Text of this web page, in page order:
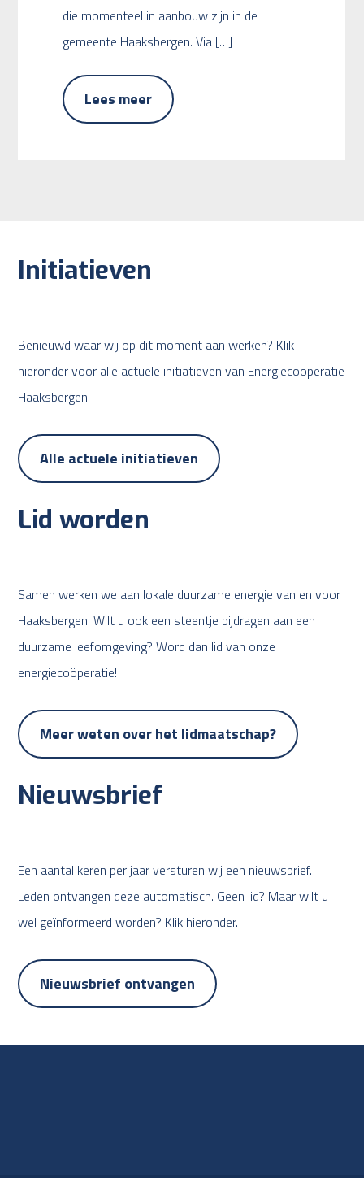
die momenteel in aanbouw zijn in de
gemeente Haaksbergen. Via […]
Lees meer
Initiatieven
Benieuwd waar wij op dit moment aan werken? Klik
hieronder voor alle actuele initiatieven van Energiecoöperatie
Haaksbergen.
Alle actuele initiatieven
Lid worden
Samen werken we aan lokale duurzame energie van en voor
Haaksbergen. Wilt u ook een steentje bijdragen aan een
duurzame leefomgeving? Word dan lid van onze
energiecoöperatie!
Meer weten over het lidmaatschap?
Nieuwsbrief
Een aantal keren per jaar versturen wij een nieuwsbrief.
Leden ontvangen deze automatisch. Geen lid? Maar wilt u
wel geïnformeerd worden? Klik hieronder.
Nieuwsbrief ontvangen